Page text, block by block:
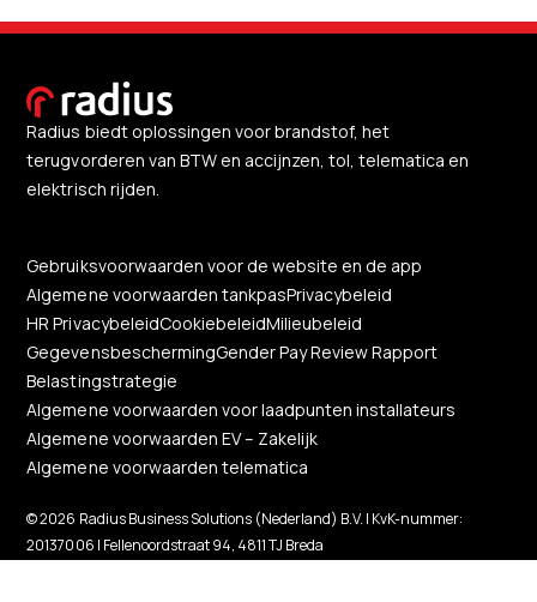
Radius biedt oplossingen voor brandstof, het
terugvorderen van BTW en accijnzen, tol, telematica en
elektrisch rijden.
Gebruiksvoorwaarden voor de website en de app
Algemene voorwaarden tankpasPrivacybeleid
HR PrivacybeleidCookiebeleidMilieubeleid
GegevensbeschermingGender Pay Review Rapport
Belastingstrategie
Algemene voorwaarden voor laadpunten installateurs
Algemene voorwaarden EV – Zakelijk
Algemene voorwaarden telematica
© 2026 Radius Business Solutions (Nederland) B.V. | KvK-nummer:
20137006 | Fellenoordstraat 94, 4811 TJ Breda